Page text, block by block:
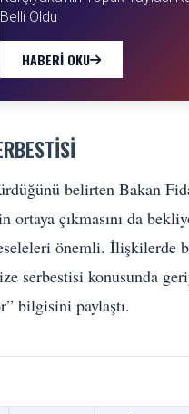
Belli Oldu
HABERI OKU
belirten Bakan
ortaya çıkmasını da
önemli. İlişkilerde
serbestisi konusunda
bilgisini paylaştı.